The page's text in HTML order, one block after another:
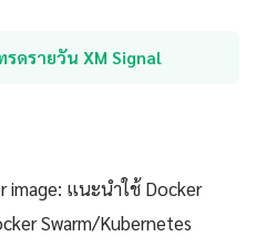
ดรายวัน XM Signal
image: แนะนำใช้ Docker
Swarm/Kubernetes